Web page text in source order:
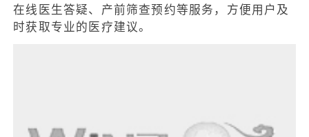
在线医生答疑、产前筛查预约等服务，方便用户及
时获取专业的医疗建议。